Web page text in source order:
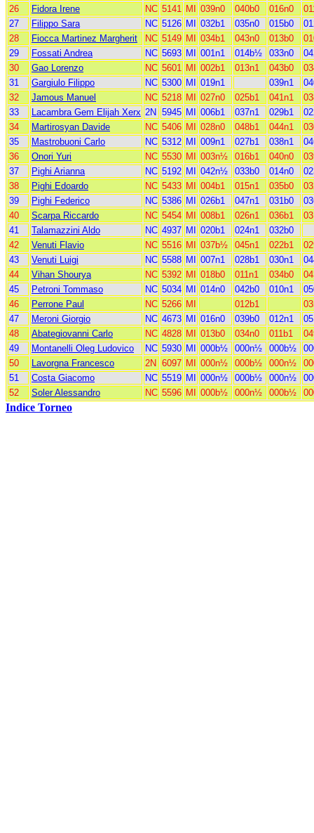
26
Fidora Irene NC 5141 MI 039n0 040b0 016n0
27
Filippo Sara NC 5126 MI 032b1 035n0 015b0
28
Fiocca Martinez Margherit NC 5149 MI 034b1 043n0 013b0
29
Fossati Andrea NC 5693 MI 001n1 014b½ 033n0
30
Gao Lorenzo NC 5601 MI 002b1 013n1 043b0
31
Gargiulo Filippo NC 5300 MI 019n1 039n1
32
Jamous Manuel NC 5218 MI 027n0 025b1 041n1
33
Lacambra Gem Elijah Xerx 2N 5945 MI 006b1 037n1 029b1
34
Martirosyan Davide NC 5406 MI 028n0 048b1 044n1
35
Mastrobuoni Carlo NC 5312 MI 009n1 027b1 038n1
36
Onori Yuri NC 5530 MI 003n½ 016b1 040n0
37
Pighi Arianna NC 5192 MI 042n½ 033b0 014n0
38
Pighi Edoardo NC 5433 MI 004b1 015n1 035b0
39
Pighi Federico NC 5386 MI 026b1 047n1 031b0
40
Scarpa Riccardo NC 5454 MI 008b1 026n1 036b1
41
Talamazzini Aldo NC 4937 MI 020b1 024n1
032b0
42
Venuti Flavio NC 5516 MI 037b½ 045n1 022b1
43
Venuti Luigi NC 5588 MI 007n1 028b1 030n1
44
Vihan Shourya NC 5392 MI 018b0 011n1 034b0
45
Petroni Tommaso NC 5034 MI 014n0 042b0 010n1
46
Perrone Paul NC 5266 MI 012b1
47
Meroni Giorgio NC 4673 MI 016n0 039b0 012n1
48
Abategiovanni Carlo NC 4828 MI 013b0 034n0 011b1
49
Montanelli Oleg Ludovico NC 5930 MI 000b½ 000n½ 000b½
50
Lavorgna Francesco 2N 6097 MI 000n½ 000b½ 000n½
51
Costa Giacomo NC 5519 MI 000n½ 000b½ 000n½
52
Soler Alessandro NC 5596 MI 000b½ 000n½ 000b½
Indice Torneo